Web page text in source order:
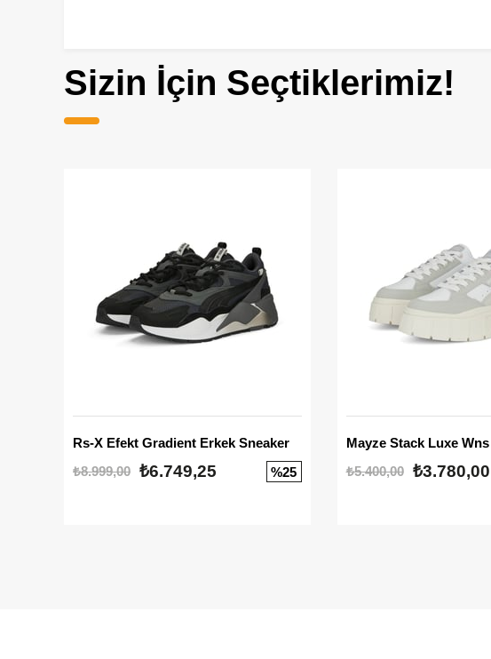
Sizin İçin Seçtiklerimiz!
Rs-X Efekt Gradient Erkek Sneaker
₺8.999,00 ₺6.749,25 %25
₺5.400,00
₺3.780,00